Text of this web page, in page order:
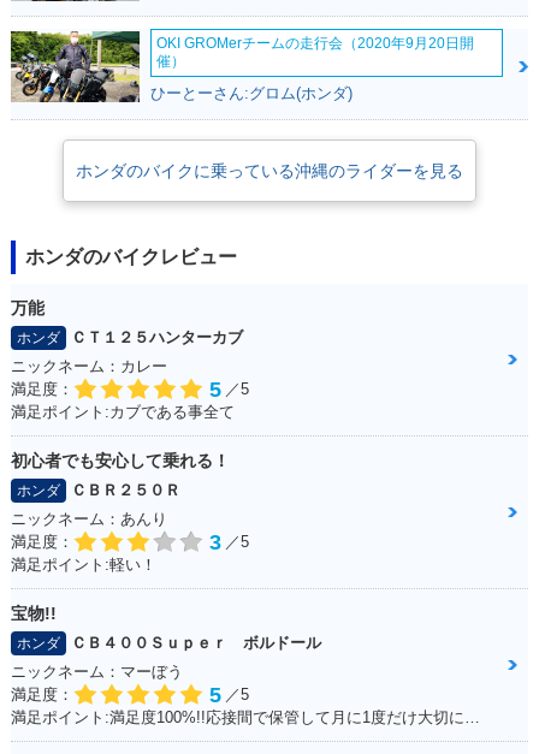
OKI GROMerチームの走行会（2020年9月20日開
催）
ひーとーさん:グロム(ホンダ)
ホンダのバイクに乗っている沖縄のライダーを見る
ホンダのバイクレビュー
万能
ホンダ
ＣＴ１２５ハンターカブ
ニックネーム：カレー
満足度：
5 ／5
満足ポイント:カブである事全て
初心者でも安心して乗れる！
ホンダ
ＣＢＲ２５０Ｒ
ニックネーム：あんり
満足度：
3 ／5
満足ポイント:軽い！
宝物!!
ホンダ
ＣＢ４００Ｓｕｐｅｒ ボルドール
ニックネーム：マーぼう
満足度：
5 ／5